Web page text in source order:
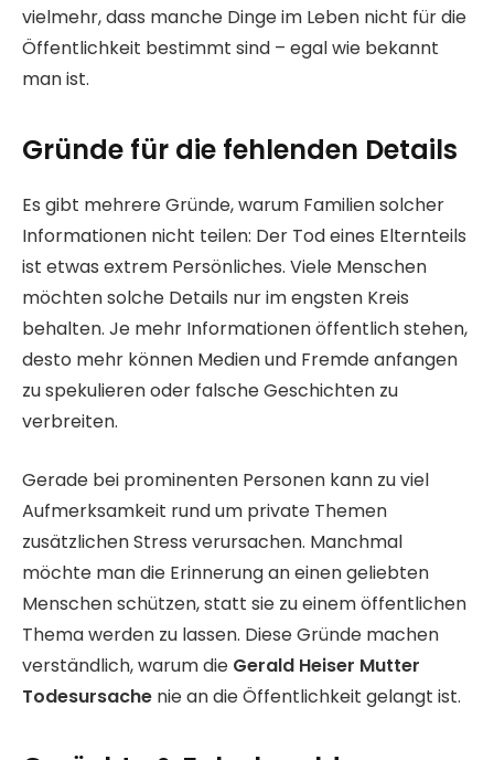
vielmehr, dass manche Dinge im Leben nicht für die
Öffentlichkeit bestimmt sind – egal wie bekannt
man ist.
Gründe für die fehlenden Details
Es gibt mehrere Gründe, warum Familien solcher
Informationen nicht teilen: Der Tod eines Elternteils
ist etwas extrem Persönliches. Viele Menschen
möchten solche Details nur im engsten Kreis
behalten. Je mehr Informationen öffentlich stehen,
desto mehr können Medien und Fremde anfangen
zu spekulieren oder falsche Geschichten zu
verbreiten.
Gerade bei prominenten Personen kann zu viel
Aufmerksamkeit rund um private Themen
zusätzlichen Stress verursachen. Manchmal
möchte man die Erinnerung an einen geliebten
Menschen schützen, statt sie zu einem öffentlichen
Thema werden zu lassen. Diese Gründe machen
verständlich, warum die Gerald Heiser Mutter
Todesursache nie an die Öffentlichkeit gelangt ist.